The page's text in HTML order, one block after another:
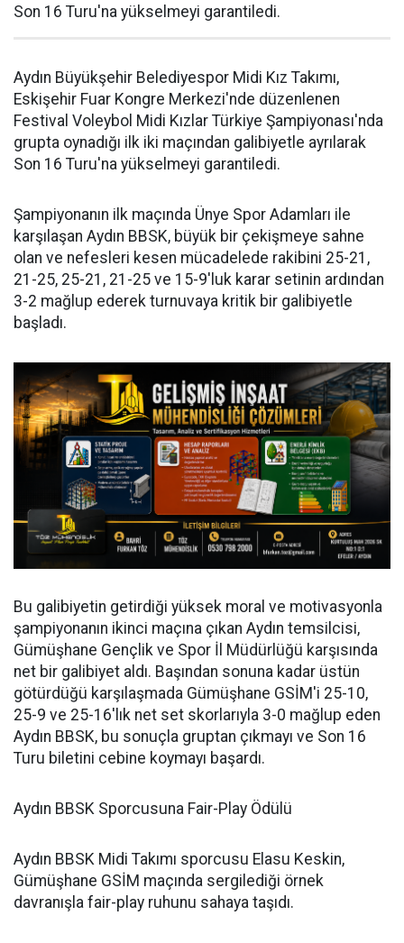
Son 16 Turu'na yükselmeyi garantiledi.
Aydın Büyükşehir Belediyespor Midi Kız Takımı,
Eskişehir Fuar Kongre Merkezi'nde düzenlenen
Festival Voleybol Midi Kızlar Türkiye Şampiyonası'nda
grupta oynadığı ilk iki maçından galibiyetle ayrılarak
Son 16 Turu'na yükselmeyi garantiledi.
Şampiyonanın ilk maçında Ünye Spor Adamları ile
karşılaşan Aydın BBSK, büyük bir çekişmeye sahne
olan ve nefesleri kesen mücadelede rakibini 25-21,
21-25, 25-21, 21-25 ve 15-9'luk karar setinin ardından
3-2 mağlup ederek turnuvaya kritik bir galibiyetle
başladı.
Bu galibiyetin getirdiği yüksek moral ve motivasyonla
şampiyonanın ikinci maçına çıkan Aydın temsilcisi,
Gümüşhane Gençlik ve Spor İl Müdürlüğü karşısında
net bir galibiyet aldı. Başından sonuna kadar üstün
götürdüğü karşılaşmada Gümüşhane GSİM'i 25-10,
25-9 ve 25-16'lık net set skorlarıyla 3-0 mağlup eden
Aydın BBSK, bu sonuçla gruptan çıkmayı ve Son 16
Turu biletini cebine koymayı başardı.
Aydın BBSK Sporcusuna Fair-Play Ödülü
Aydın BBSK Midi Takımı sporcusu Elasu Keskin,
Gümüşhane GSİM maçında sergilediği örnek
davranışla fair-play ruhunu sahaya taşıdı.